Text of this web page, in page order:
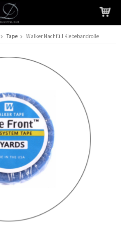
Ihren Warenkorb gelegt
Tape Walker Nachfüll Klebebandrolle